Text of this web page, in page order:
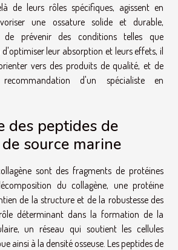
de leurs rôles spécifiques, agissent en
une ossature solide et durable,
de prévenir des conditions telles que
leur absorption et leurs effets, il
vers des produits de qualité, et de
d'un spécialiste en
des peptides de
source marine
sont des fragments de protéines
du collagène, une protéine
de la structure et de la robustesse des
déterminant dans la formation de la
un réseau qui soutient les cellules
ainsi à la densité osseuse. Les peptides de